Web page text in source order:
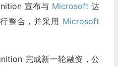
宣布与 Microsoft 达
整合，并采用 Microsoft
完成新一轮融资，公